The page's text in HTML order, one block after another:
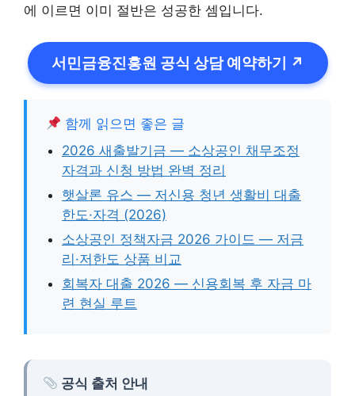
에 이르면 이미 절반은 성공한 셈입니다.
서민금융진흥원 공식 상담 예약하기 ↗
함께 읽으면 좋은 글
2026 새출발기금 — 소상공인 채무조정
자격과 신청 방법 완벽 정리
햇살론 유스 — 저신용 청년 생활비 대출
한도·자격 (2026)
소상공인 정책자금 2026 가이드 — 저금
리·저한도 상품 비교
회복자 대출 2026 — 신용회복 후 자금 마
련 현실 루트
공식 출처 안내